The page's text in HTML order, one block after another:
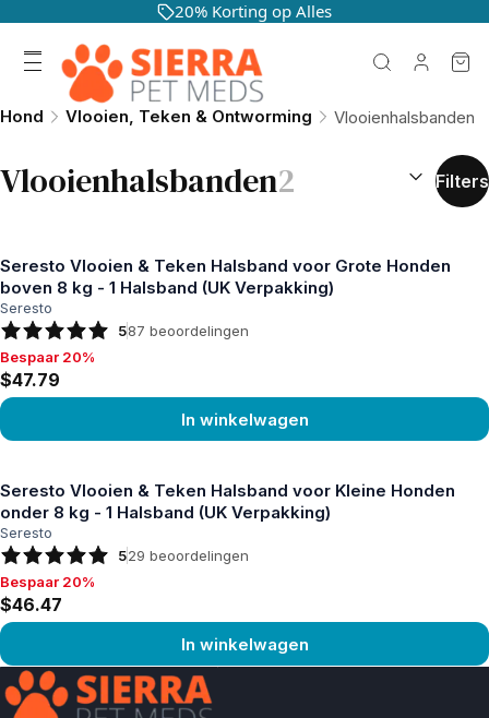
20% Korting op Alles
Hond Vlooien, Teken & Ontworming Vlooienhalsbanden
Vlooienhalsbanden2 SORTEREN
Filters
Seresto Vlooien & Teken Halsband voor Grote Honden
boven 8 kg - 1 Halsband (UK Verpakking)
Seresto
587 beoordelingen
Bespaar 20%, $47.79
Bespaar 20%
$47.79
In winkelwagen
Seresto Vlooien & Teken Halsband voor Kleine Honden
onder 8 kg - 1 Halsband (UK Verpakking)
Seresto
529 beoordelingen
Bespaar 20%, $46.47
Bespaar 20%
$46.47
In winkelwagen
Product bekijken